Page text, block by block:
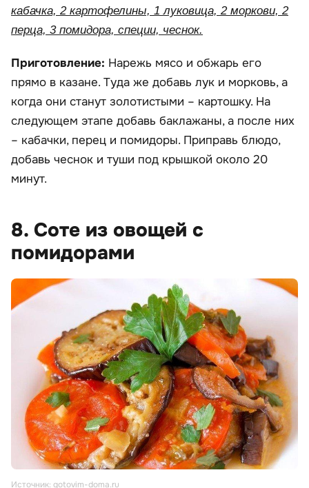
кабачка, 2 картофелины, 1 луковица, 2 моркови, 2
перца, 3 помидора, специи, чеснок.
Приготовление: Нарежь мясо и обжарь его
прямо в казане. Туда же добавь лук и морковь, а
когда они станут золотистыми – картошку. На
следующем этапе добавь баклажаны, а после них
– кабачки, перец и помидоры. Приправь блюдо,
добавь чеснок и туши под крышкой около 20
минут.
8. Соте из овощей с
помидорами
Источник: gotovim-doma.ru